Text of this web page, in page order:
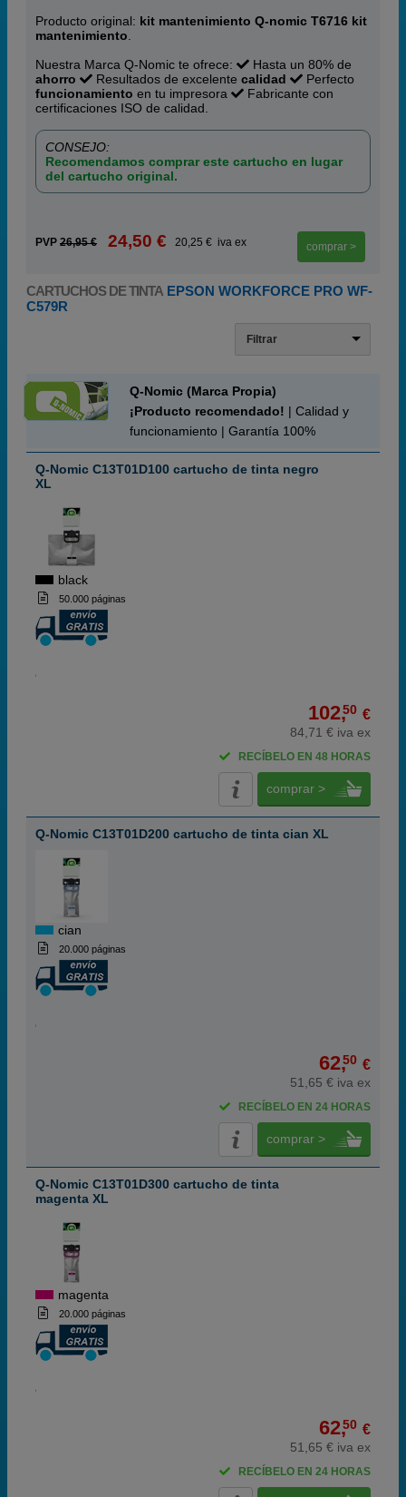
Producto original: kit mantenimiento Q-nomic T6716 kit
mantenimiento
Nuestra Marca Q-Nomic te ofrece:
Hasta un 80% de
ahorro
Resultados de excelente calidad
Perfecto
funcionamiento en tu impresora
Fabricante con
certificaciones ISO de calidad.
CONSEJO:
Recomendamos comprar este cartucho en lugar
del cartucho original.
PVP 26,95 € 24,50 € 20,25 € iva ex comprar >
CARTUCHOS DE TINTA EPSON WORKFORCE PRO WF-
C579R
Filtrar
Q-Nomic (Marca Propia)
¡Producto recomendado! | Calidad y
funcionamiento | Garantía 100%
Q-Nomic C13T01D100 cartucho de tinta negro
XL
black
50.000 páginas
102,50 €
84,71 € iva ex
RECÍBELO EN 48 HORAS
comprar >
Q-Nomic C13T01D200 cartucho de tinta cian XL
cian
20.000 páginas
62,50 €
51,65 € iva ex
RECÍBELO EN 24 HORAS
comprar >
Q-Nomic C13T01D300 cartucho de tinta
magenta XL
magenta
20.000 páginas
62,50 €
51,65 € iva ex
RECÍBELO EN 24 HORAS